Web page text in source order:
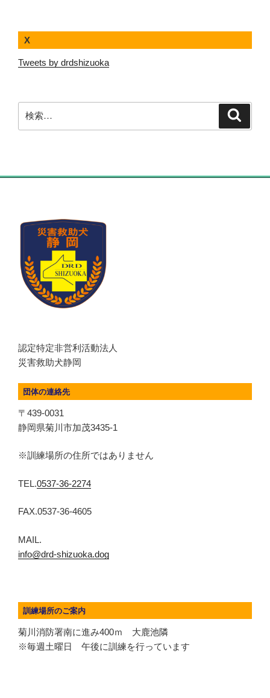
X
Tweets by drdshizuoka
索:
認定特定非営利活動法人
災害救助犬静岡
団体の連絡先
〒439-0031
静岡県菊川市加茂3435-1
※訓練場所の住所ではありません
TEL.0537-36-2274
FAX.0537-36-4605
MAIL.
info@drd-shizuoka.dog
訓練場所のご案内
菊川消防署南に進み400ｍ 大鹿池隣
※毎週土曜日 午後に訓練を行っています